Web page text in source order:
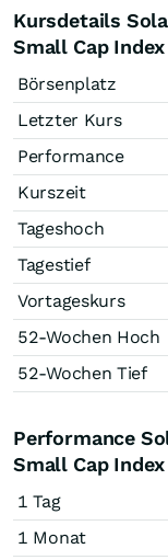
Kursdetails
Small Cap
Börsenplatz
Letzter Kurs
Performance
Kurszeit
Tageshoch
Tagestief
Vortageskurs
52-Wochen Hoch
52-Wochen Tief
Performance
Small Cap
1 Tag
1 Monat